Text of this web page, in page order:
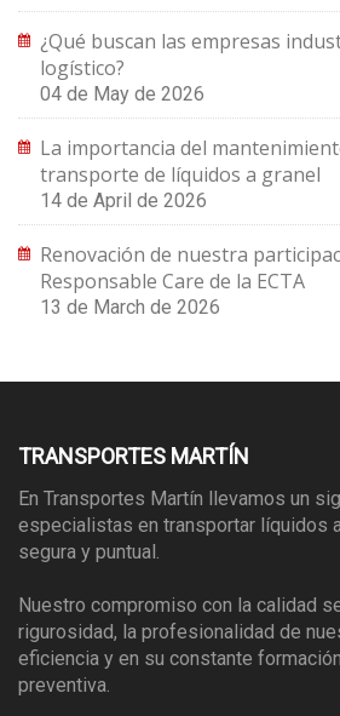
¿Qué buscan las empresas
logístico?
04 de May de 2026
La importancia del
transporte de líquidos a granel
14 de April de 2026
Renovación de nuestra
Responsable Care de la ECTA
13 de March de 2026
TRANSPORTES MARTÍN
En Transportes Martín llevamos un
especialistas en transportar líquidos
segura y puntual.
Nuestro compromiso con la calidad
rigurosidad, la profesionalidad de
eficiencia y en su constante
preventiva.